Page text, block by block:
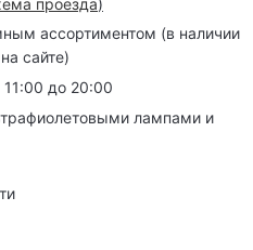
ассортиментом (в наличии
сайте)
до 20:00
лампами и